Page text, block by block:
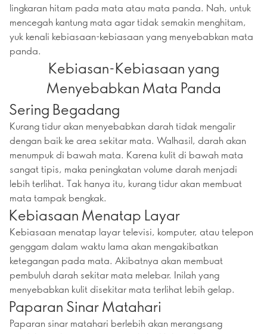
lingkaran hitam pada mata atau mata panda. Nah, untuk
mencegah kantung mata agar tidak semakin menghitam,
yuk kenali kebiasaan-kebiasaan yang menyebabkan mata
panda.
Kebiasan-Kebiasaan yang
Menyebabkan Mata Panda
Sering Begadang
Kurang tidur akan menyebabkan darah tidak mengalir
dengan baik ke area sekitar mata. Walhasil, darah akan
menumpuk di bawah mata. Karena kulit di bawah mata
sangat tipis, maka peningkatan volume darah menjadi
lebih terlihat. Tak hanya itu, kurang tidur akan membuat
mata tampak bengkak.
Kebiasaan Menatap Layar
Kebiasaan menatap layar televisi, komputer, atau telepon
genggam dalam waktu lama akan mengakibatkan
ketegangan pada mata. Akibatnya akan membuat
pembuluh darah sekitar mata melebar. Inilah yang
menyebabkan kulit disekitar mata terlihat lebih gelap.
Paparan Sinar Matahari
Paparan sinar matahari berlebih akan merangsang